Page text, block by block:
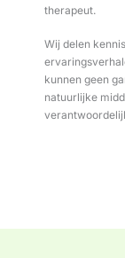
therapeut.
Wij delen
kunnen geen
natuurlijke